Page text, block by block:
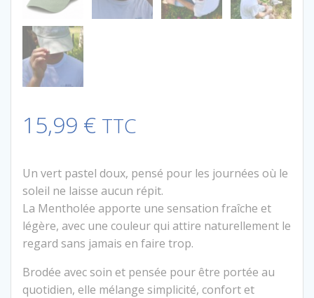
15,99 € TTC
Un vert pastel doux, pensé pour les journées où le
soleil ne laisse aucun répit.
La Mentholée apporte une sensation fraîche et
légère, avec une couleur qui attire naturellement le
regard sans jamais en faire trop.
Brodée avec soin et pensée pour être portée au
quotidien, elle mélange simplicité, confort et